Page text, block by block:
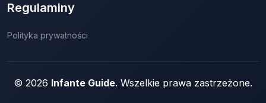
Regulaminy
Polityka prywatności
© 2026 Infante Guide. Wszelkie prawa zastrzeżone.